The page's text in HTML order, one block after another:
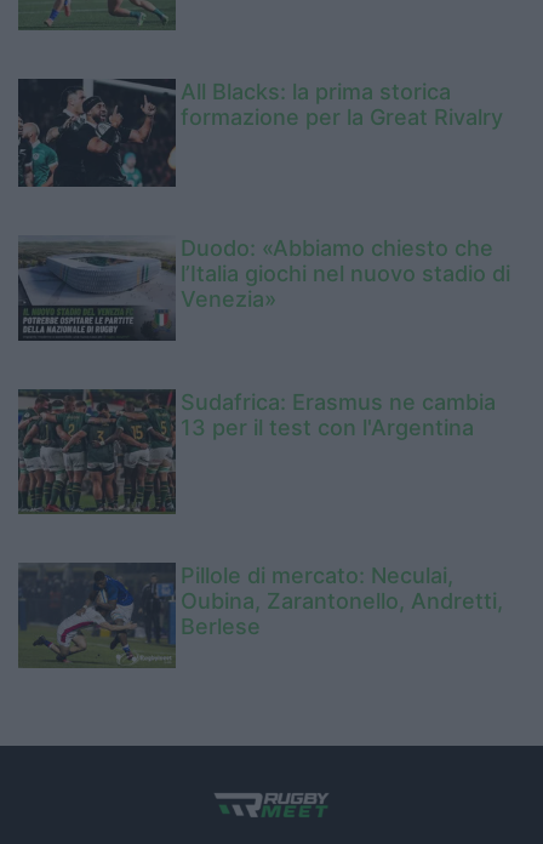
All Blacks: la prima storica
formazione per la Great Rivalry
Duodo: «Abbiamo chiesto che
l’Italia giochi nel nuovo stadio di
Venezia»
Sudafrica: Erasmus ne cambia
13 per il test con l'Argentina
Pillole di mercato: Neculai,
Oubina, Zarantonello, Andretti,
Berlese